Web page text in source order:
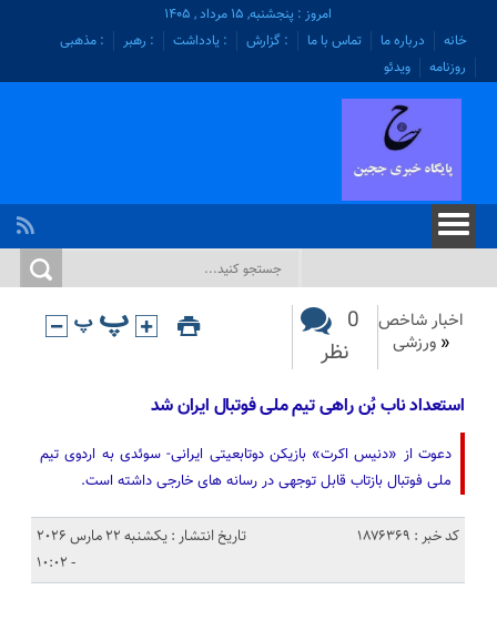
امروز : پنجشنبه, ۱۵ مرداد , ۱۴۰۵
خانه
درباره ما تماس با ما : گزارش : یادداشت : رهبر
: مذهبی
روزنامه
ویدئو
اخبار شاخص
« ورزشی
0
نظر
استعداد ناب بُن راهی تیم ملی فوتبال ایران شد
دعوت از «دنیس اکرت» بازیکن دوتابعیتی ایرانی- سوئدی به اردوی تیم
ملی فوتبال بازتاب قابل توجهی در رسانه های خارجی داشته است.
کد خبر : 1876369
تاریخ انتشار : یکشنبه 22 مارس 2026
- 10:02